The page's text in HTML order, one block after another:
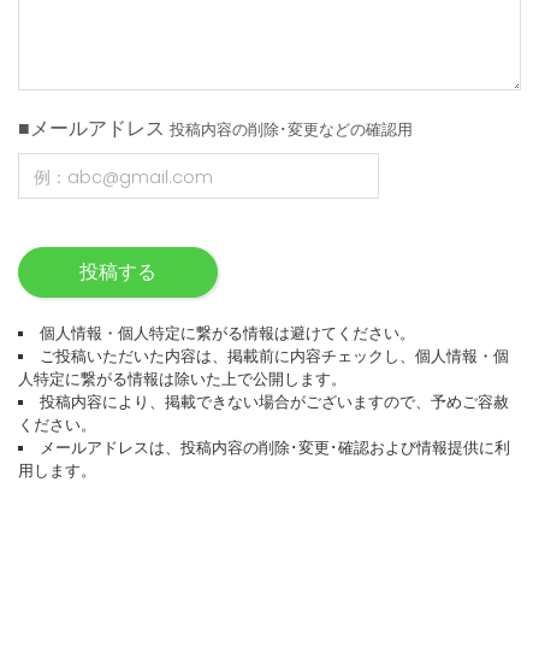
■メールアドレス 投稿内容の削除･変更などの確認用
投稿する
個人情報・個人特定に繋がる情報は避けてください。
ご投稿いただいた内容は、掲載前に内容チェックし、個人情報・個
人特定に繋がる情報は除いた上で公開します。
投稿内容により、掲載できない場合がございますので、予めご容赦
ください。
メールアドレスは、投稿内容の削除･変更･確認および情報提供に利
用します。